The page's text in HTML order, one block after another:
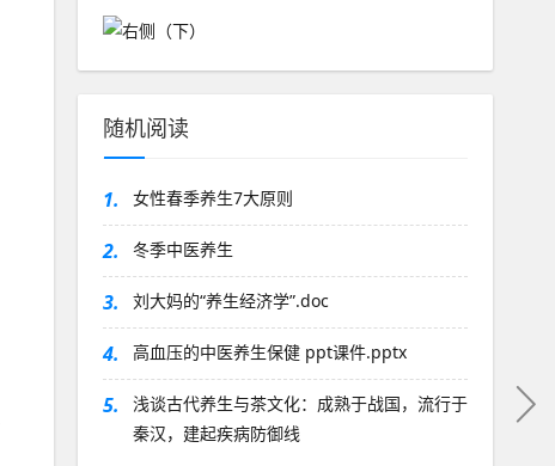
随机阅读
1. 女性春季养生7大原则
2. 冬季中医养生
3. 刘大妈的“养生经济学”.doc
4. 高血压的中医养生保健 ppt课件.pptx
5.
浅谈古代养生与茶文化：成熟于战国，流行于
秦汉，建起疾病防御线